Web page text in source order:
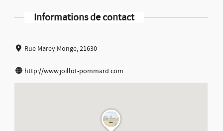
Informations de contact
Rue Marey Monge, 21630
http://www.joillot-pommard.com